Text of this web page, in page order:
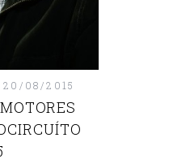
20/08/2015